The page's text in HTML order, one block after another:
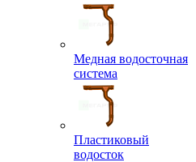
Медная водосточная
система
Пластиковый
водосток